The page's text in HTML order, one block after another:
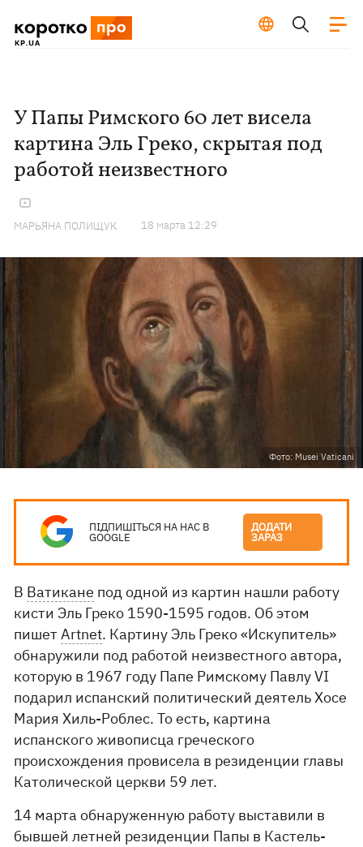
У Папы Римского 60 лет висела
картина Эль Греко, скрытая под
работой неизвестного
МАРЬЯНА ПОЛИЩУК 18 марта 12:29
Фото: Musei Vaticani
ПІДПИШІТЬСЯ НА НАС В
GOOGLE
ДОДАТИ
ЗАРАЗ
В Ватикане под одной из картин нашли работу
кисти Эль Греко 1590-1595 годов. Об этом
пишетArtnet. Картину Эль Греко «Искупитель»
обнаружили под работой неизвестного автора,
которую в 1967 году Папе Римскому Павлу VI
подарил испанский политический деятель Хосе
Мария Хиль-Роблес. То есть, картина
испанского живописца греческого
происхождения провисела в резиденции главы
Католической церкви 59 лет.
14 марта обнаруженную работу выставили в
бывшей летней резиденции Папы в Кастель-